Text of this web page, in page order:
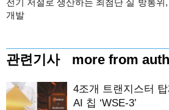
전기 저절로 생산하는 최첨단 실
개발
방통위
관련기사 more from
4조개 트랜지스터
AI 칩 ‘WSE-3’